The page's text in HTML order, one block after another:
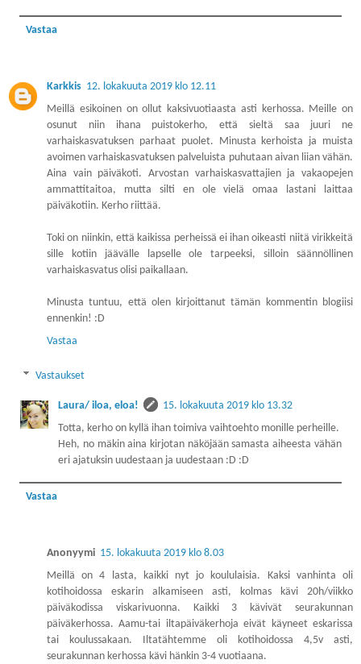
Vastaa
Karkkis 12. lokakuuta 2019 klo 12.11
Meillä esikoinen on ollut kaksivuotiaasta asti kerhossa. Meille on
osunut niin ihana puistokerho, että sieltä saa juuri ne
varhaiskasvatuksen parhaat puolet. Minusta kerhoista ja muista
avoimen varhaiskasvatuksen palveluista puhutaan aivan liian vähän.
Aina vain päiväkoti. Arvostan varhaiskasvattajien ja vakaopejen
ammattitaitoa, mutta silti en ole vielä omaa lastani laittaa
päiväkotiin. Kerho riittää.
Toki on niinkin, että kaikissa perheissä ei ihan oikeasti niitä virikkeitä
sille kotiin jäävälle lapselle ole tarpeeksi, silloin säännöllinen
varhaiskasvatus olisi paikallaan.
Minusta tuntuu, että olen kirjoittanut tämän kommentin blogiisi
ennenkin! :D
Vastaa
Vastaukset
Laura/ iloa, eloa!
15. lokakuuta 2019 klo 13.32
Totta, kerho on kyllä ihan toimiva vaihtoehto monille perheille.
Heh, no mäkin aina kirjotan näköjään samasta aiheesta vähän
eri ajatuksin uudestaan ja uudestaan :D :D
Vastaa
Anonyymi 15. lokakuuta 2019 klo 8.03
Meillä on 4 lasta, kaikki nyt jo koululaisia. Kaksi vanhinta oli
kotihoidossa eskarin alkamiseen asti, kolmas kävi 20h/viikko
päiväkodissa viskarivuonna. Kaikki 3 kävivät seurakunnan
päiväkerhossa. Aamu-tai iltapäiväkerhoja eivät käyneet eskarissa
tai koulussakaan. Iltatähtemme oli kotihoidossa 4,5v asti,
seurakunnan kerhossa kävi hänkin 3-4 vuotiaana.